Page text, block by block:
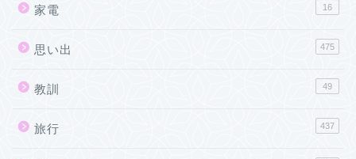
家電 16
思い出 475
教訓 49
旅行 437